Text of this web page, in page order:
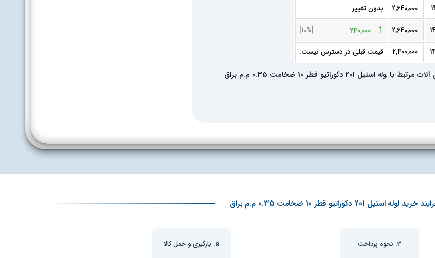
2,640,000 بدون تغییر
2,640,000
↑
240,000
[10%]
2,400,000 قیمت قبلی در دسترس نیست.
با لوله استیل 201 دکوراتیو قطر 10 ضخامت 0.35 م.م براق
خرید لوله استیل 201 دکوراتیو قطر 10 ضخامت 0.35 م.م براق
3. نحوه پرداخت 5. بارگیری و حمل کالا